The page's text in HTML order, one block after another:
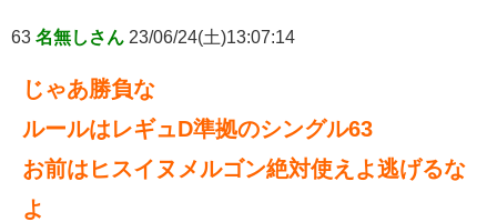
63 名無しさん 23/06/24(土)13:07:14
じゃあ勝負な
ルールはレギュD準拠のシングル63
お前はヒスイヌメルゴン絶対使えよ逃げるな
よ